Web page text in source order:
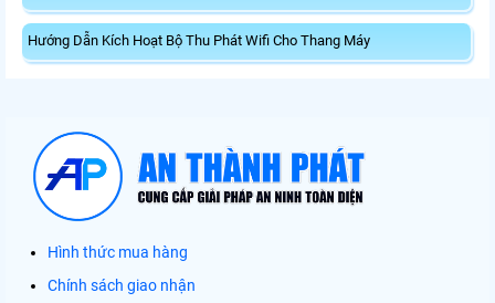
Hướng Dẫn Kích Hoạt Bộ Thu Phát Wifi Cho Thang Máy
Hình thức mua hàng
Chính sách giao nhận